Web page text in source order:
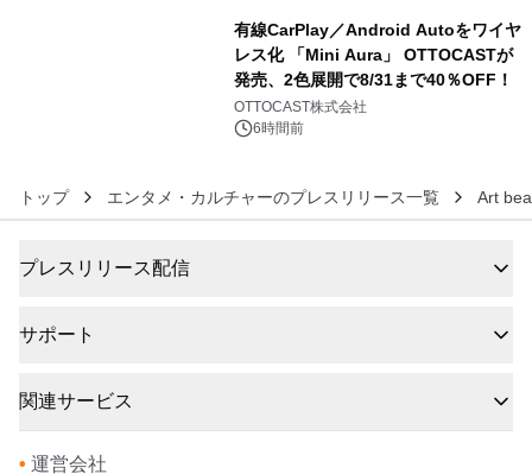
有線CarPlay／Android Autoをワイヤ
レス化 「Mini Aura」 OTTOCASTが
発売、2色展開で8/31まで40％OFF！
OTTOCAST株式会社
6時間前
トップ エンタメ・カルチャーのプレスリリース一覧 Art
プレスリリース配信
サポート
関連サービス
• 運営会社